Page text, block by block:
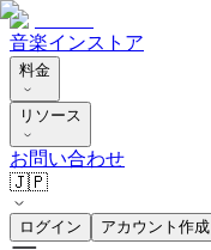
音楽インストア
料金
リソース
お問い合わせ
🇯🇵
ログイン アカウント作成